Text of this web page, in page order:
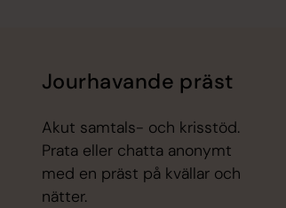
Jourhavande präst
Akut samtals- och krisstöd.
Prata eller chatta anonymt
med en präst på kvällar och
nätter.